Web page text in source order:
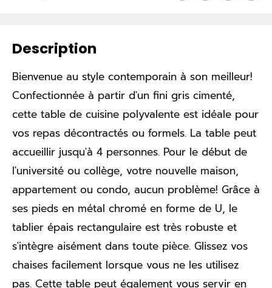
Description
Bienvenue au style contemporain à son meilleur!
Confectionnée à partir d'un fini gris cimenté,
cette table de cuisine polyvalente est idéale pour
vos repas décontractés ou formels. La table peut
accueillir jusqu'à 4 personnes. Pour le début de
l'université ou collège, votre nouvelle maison,
appartement ou condo, aucun problème! Grâce à
ses pieds en métal chromé en forme de U, le
tablier épais rectangulaire est très robuste et
s'intègre aisément dans toute pièce. Glissez vos
chaises facilement lorsque vous ne les utilisez
pas. Cette table peut également vous servir en